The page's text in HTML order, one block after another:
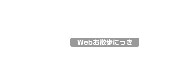
Webお散歩にっき